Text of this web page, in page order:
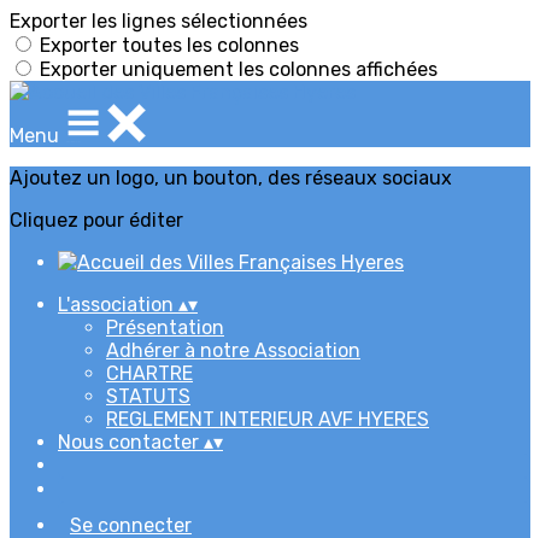
Exporter les lignes sélectionnées
Exporter toutes les colonnes
Exporter uniquement les colonnes affichées
Menu
Ajoutez un logo, un bouton, des réseaux sociaux
Cliquez pour éditer
L'association ▴▾
Présentation
Adhérer à notre Association
CHARTRE
STATUTS
REGLEMENT INTERIEUR AVF HYERES
Nous contacter ▴▾
Se connecter